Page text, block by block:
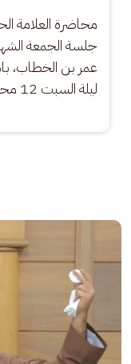
محاضرة العلامة
عمر بن الخطاب،
ليلة السبت 12 محرم 1448هـ
الصورة